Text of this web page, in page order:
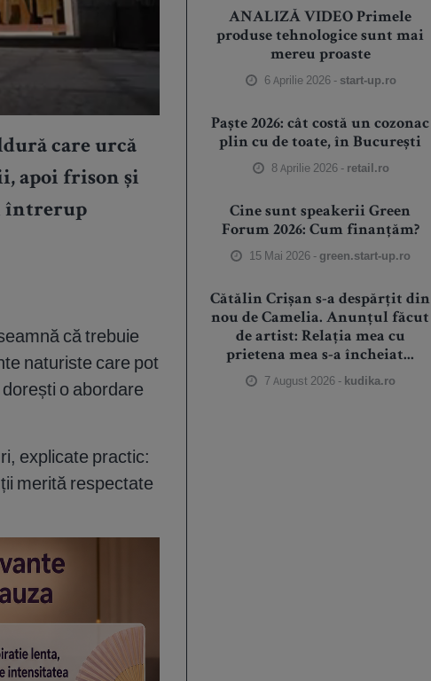
care urcă
apoi frison și
întrerup
că trebuie
naturiste care pot
o abordare
explicate practic:
merită respectate
ANALIZĂ VIDEO Primele
produse tehnologice sunt mai
mereu proaste
6 Aprilie 2026 - start-up.ro
Paște 2026: cât costă un cozonac
plin cu de toate, în București
8 Aprilie 2026 - retail.ro
Cine sunt speakerii Green
Forum 2026: Cum finanțăm?
15 Mai 2026 - green.start-up.ro
Cătălin Crișan s-a despărțit din
nou de Camelia. Anunțul făcut
de artist: Relația mea cu
prietena mea s-a încheiat...
7 August 2026 - kudika.ro